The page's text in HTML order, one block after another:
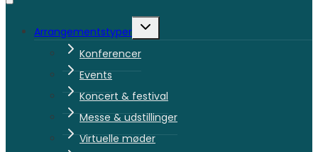
Arrangementstyper
Skift
Konferencer
Events
Koncert & festival
Messe & udstillinger
Virtuelle møder